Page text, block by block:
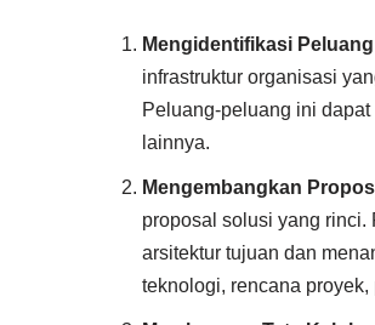
Mengidentifikasi
infrastruktur organisasi
Peluang-peluang ini
lainnya.
Mengembangkan
proposal solusi yang
arsitektur tujuan dan
teknologi, rencana